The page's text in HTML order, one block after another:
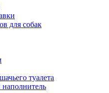
для собак
туалета